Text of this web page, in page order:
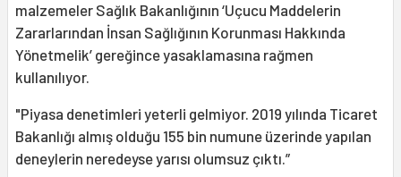
malzemeler Sağlık Bakanlığının ‘Uçucu Maddelerin
Zararlarından İnsan Sağlığının Korunması Hakkında
Yönetmelik’ gereğince yasaklamasına rağmen
kullanılıyor.
"Piyasa denetimleri yeterli gelmiyor. 2019 yılında Ticaret
Bakanlığı almış olduğu 155 bin numune üzerinde yapılan
deneylerin neredeyse yarısı olumsuz çıktı.”